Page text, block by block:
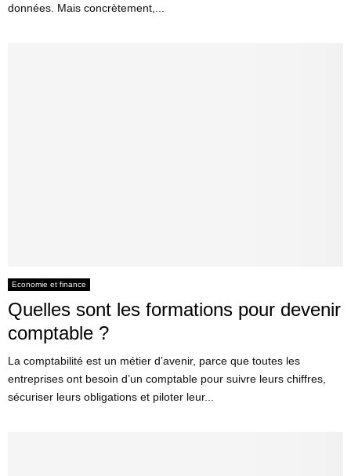
données. Mais concrètement,...
Economie et finance
Quelles sont les formations pour devenir
comptable ?
La comptabilité est un métier d’avenir, parce que toutes les
entreprises ont besoin d’un comptable pour suivre leurs chiffres,
sécuriser leurs obligations et piloter leur...